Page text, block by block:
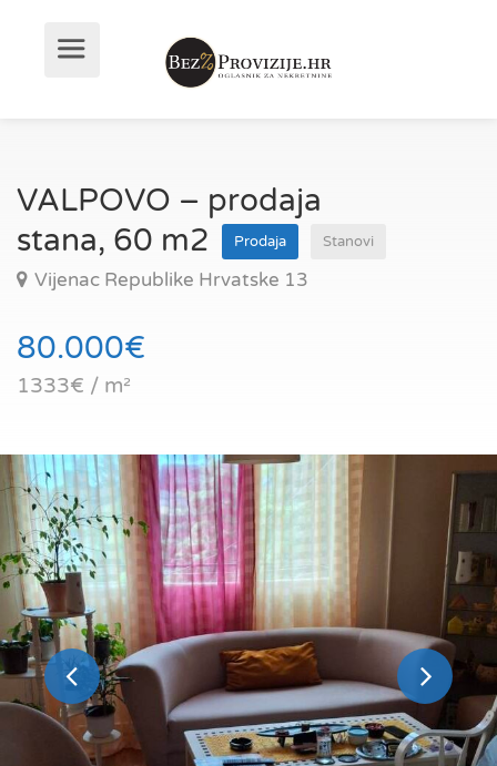
VALPOVO – prodaja
stana, 60 m2
Prodaja Stanovi
Vijenac Republike Hrvatske 13
80.000€
1333€ / m²